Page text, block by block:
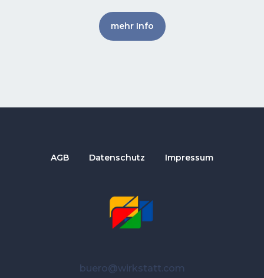
mehr Info
AGB Datenschutz Impressum
buero@wirkstatt.com